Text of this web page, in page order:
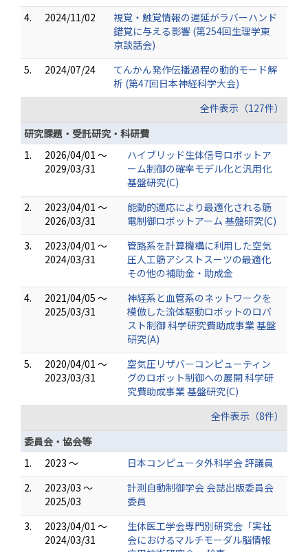
4.
2024/11/02
視覚・触覚情報の遅延がラバーハンド
錯覚に与える影響 (第254回生理学東
京談話会)
5.
2024/07/24
てんかん発作伝播過程の動的モード解
析 (第47回日本神経科学大会)
全件表示（127件）
研究課題・受託研究・科研費
1.
2026/04/01 ～
2029/03/31
ハイブリッド生体信号ロボットア
ーム制御の確率モデル化と汎用化
基盤研究(C)
2.
2023/04/01 ～
2026/03/31
能動的適応により最適化される筋
電制御ロボットアーム 基盤研究(C)
3.
2023/04/01 ～
2024/03/31
管路系を計算機構に利用した空気
圧人工筋アシストスーツの最適化
その他の補助金・助成金
4.
2021/04/05 ～
2025/03/31
神経系と血管系のネットワークを
模倣した流体駆動ロボットのロバ
スト制御 科学研究費助成事業 基盤
研究(A)
5.
2020/04/01 ～
2023/03/31
空気圧リザバーコンピューティン
グのロボット制御への展開 科学研
究費助成事業 基盤研究(C)
全件表示（8件）
委員会・協会等
1.
2023 ～
日本コンピュータ外科学会 評議員
2.
2023/03 ～
2025/03
計測自動制御学会 会誌出版委員会
委員
3.
2023/04/01 ～
2024/03/31
生体医工学会専門別研究会「実社
会におけるマルチモーダル脳情報